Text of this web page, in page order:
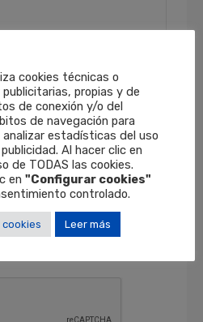
Política de Privacidad
a sus solicitudes y
comercial de nuestros
incluso por medios
: Puede retirar su
momento, así
y suprimir sus datos y
el apartado de
cookies técnicas o
propias y de
de conexión y/o del
de navegación para
estadísticas del uso
Al hacer clic en
de TODAS las cookies.
en "Configurar cookies"
controlado.
Leer más